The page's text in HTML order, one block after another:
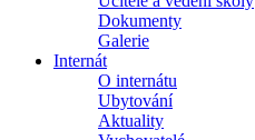
Dokumenty
Galerie
Internát
O internátu
Ubytování
Aktuality